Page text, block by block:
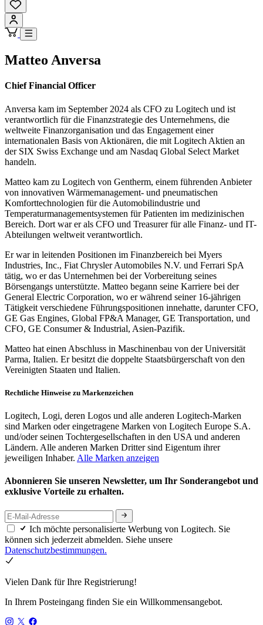
Matteo Anversa
Chief Financial Officer
Anversa kam im September 2024 als CFO zu Logitech und ist
verantwortlich für die Finanzstrategie des Unternehmens, die
weltweite Finanzorganisation und das Engagement einer
internationalen Basis von Aktionären, die mit Logitech Aktien an
der SIX Swiss Exchange und am Nasdaq Global Select Market
handeln.
Matteo kam zu Logitech von Gentherm, einem führenden Anbieter
von innovativen Wärmemanagement- und pneumatischen
Komforttechnologien für die Automobilindustrie und
Temperaturmanagementsystemen für Patienten im medizinischen
Bereich. Dort war er als CFO und Treasurer für alle Finanz- und IT-
Abteilungen weltweit verantwortlich.
Er war in leitenden Positionen im Finanzbereich bei Myers
Industries, Inc., Fiat Chrysler Automobiles N.V. und Ferrari SpA
tätig, wo er das Unternehmen bei der Vorbereitung seines
Börsengangs unterstützte. Matteo begann seine Karriere bei der
General Electric Corporation, wo er während seiner 16-jährigen
Tätigkeit verschiedene Führungspositionen innehatte, darunter CFO,
GE Gas Engines, Global FP&A Manager, GE Transportation, und
CFO, GE Consumer & Industrial, Asien-Pazifik.
Matteo hat einen Abschluss in Maschinenbau von der Universität
Parma, Italien. Er besitzt die doppelte Staatsbürgerschaft von den
Vereinigten Staaten und Italien.
Rechtliche Hinweise zu Markenzeichen
Logitech, Logi, deren Logos und alle anderen Logitech-Marken
sind Marken oder eingetragene Marken von Logitech Europe S.A.
und/oder seinen Tochtergesellschaften in den USA und anderen
Ländern. Alle anderen Marken Dritter sind Eigentum ihrer
jeweiligen Inhaber. Alle Marken anzeigen
Abonnieren Sie unseren Newsletter, um Ihr Sonderangebot und
exklusive Vorteile zu erhalten.
Ich möchte personalisierte Werbung von Logitech. Sie
können sich jederzeit abmelden. Siehe unsere
Datenschutzbestimmungen.
Vielen Dank für Ihre Registrierung!
In Ihrem Posteingang finden Sie ein Willkommensangebot.